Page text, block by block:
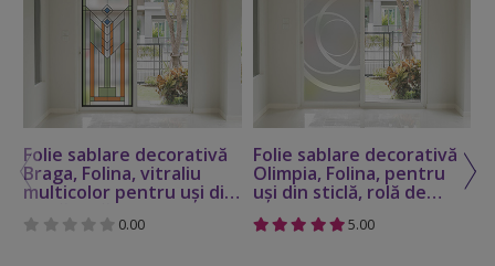
Folie sablare decorativă
Braga, Folina, vitraliu
multicolor pentru uşi din
sticlă, rolă de 100x210 cm
0.00
Folie sablare decorativă
Olimpia, Folina, pentru
uşi din sticlă, rolă de
100x210 cm
5.00